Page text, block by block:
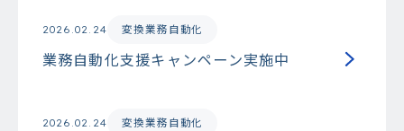
2026.02.24 変換業務自動化
業務自動化支援キャンペーン実施中
2026.02.24 変換業務自動化